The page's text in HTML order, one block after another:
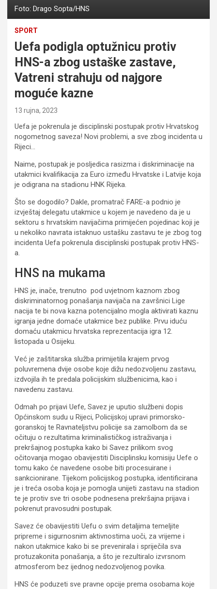
Foto: Drago Sopta/HNS
SPORT
Uefa podigla optužnicu protiv
HNS-a zbog ustaške zastave,
Vatreni strahuju od najgore
moguće kazne
13 rujna, 2023
Uefa je pokrenula je disciplinski postupak protiv Hrvatskog
nogometnog saveza! Novi problemi, a sve zbog incidenta u
Rijeci…
Naime, postupak je posljedica rasizma i diskriminacije na
utakmici kvalifikacija za Euro između Hrvatske i Latvije koja
je odigrana na stadionu HNK Rijeka.
Što se dogodilo? Dakle, promatrač FARE-a podnio je
izvještaj delegatu utakmice u kojem je navedeno da je u
sektoru s hrvatskim navijačima primijećen pojedinac koji je
u nekoliko navrata istaknuo ustašku zastavu te je zbog tog
incidenta Uefa pokrenula disciplinski postupak protiv HNS-
a.
HNS na mukama
HNS je, inače, trenutno pod uvjetnom kaznom zbog
diskriminatornog ponašanja navijača na završnici Lige
nacija te bi nova kazna potencijalno mogla aktivirati kaznu
igranja jedne domaće utakmice bez publike. Prvu iduću
domaću utakmicu hrvatska reprezentacija igra 12.
listopada u Osijeku.
Već je zaštitarska služba primijetila krajem prvog
poluvremena dvije osobe koje dižu nedozvoljenu zastavu,
izdvojila ih te predala policijskim službenicima, kao i
navedenu zastavu.
Odmah po prijavi Uefe, Savez je uputio službeni dopis
Općinskom sudu u Rijeci, Policijskoj upravi primorsko-
goranskoj te Ravnateljstvu policije sa zamolbom da se
očituju o rezultatima kriminalističkog istraživanja i
prekršajnog postupka kako bi Savez prilikom svog
očitovanja mogao obavijestiti Disciplinsku komisiju Uefe o
tomu kako će navedene osobe biti procesuirane i
sankcionirane. Tijekom policijskog postupka, identificirana
je i treća osoba koja je pomogla unijeti zastavu na stadion
te je protiv sve tri osobe podnesena prekršajna prijava i
pokrenut pravosudni postupak.
Savez će obavijestiti Uefu o svim detaljima temeljite
pripreme i sigurnosnim aktivnostima uoči, za vrijeme i
nakon utakmice kako bi se prevenirala i spriječila sva
protuzakonita ponašanja, a što je rezultiralo izvrsnom
atmosferom bez ijednog nedozvoljenog povika.
HNS će poduzeti sve pravne opcije prema osobama koje